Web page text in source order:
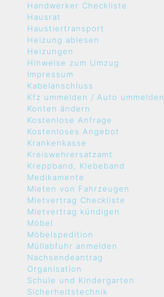
Handwerker Checkliste
Hausrat
Haustiertransport
Heizung ablesen
Heizungen
Hinweise zum Umzug
Impressum
Kabelanschluss
Kfz ummelden / Auto ummelden
Konten ändern
Kostenlose Anfrage
Kostenloses Angebot
Krankenkasse
Kreiswehrersatzamt
Kreppband, Klebeband
Medikamente
Mieten von Fahrzeugen
Mietvertrag Checkliste
Mietvertrag kündigen
Möbel
Möbelspedition
Müllabfuhr anmelden
Nachsendeantrag
Organisation
Schule und Kindergarten
Sicherheitstechnik